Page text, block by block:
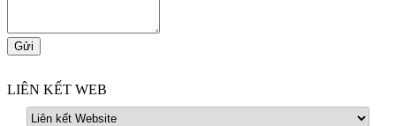
LIÊN KẾT WEB